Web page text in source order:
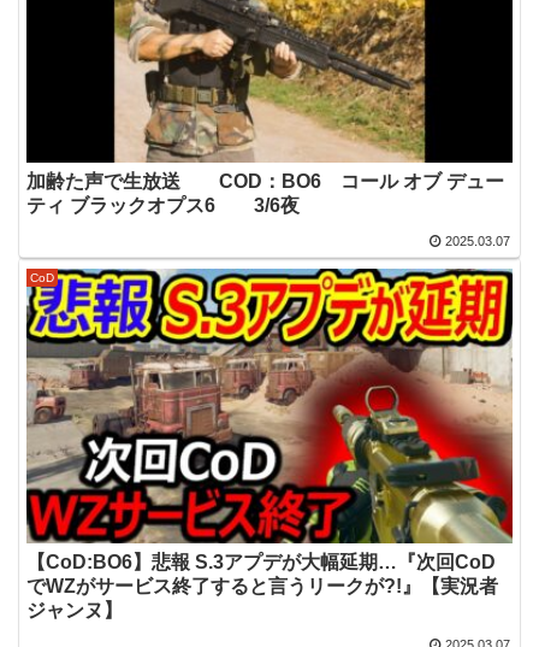
加齢た声で生放送 COD：BO6 コール オブ デュー
ティ ブラックオプス6 3/6夜
2025.03.07
CoD
【CoD:BO6】悲報 S.3アプデが大幅延期…『次回CoD
でWZがサービス終了すると言うリークが?!』【実況者
ジャンヌ】